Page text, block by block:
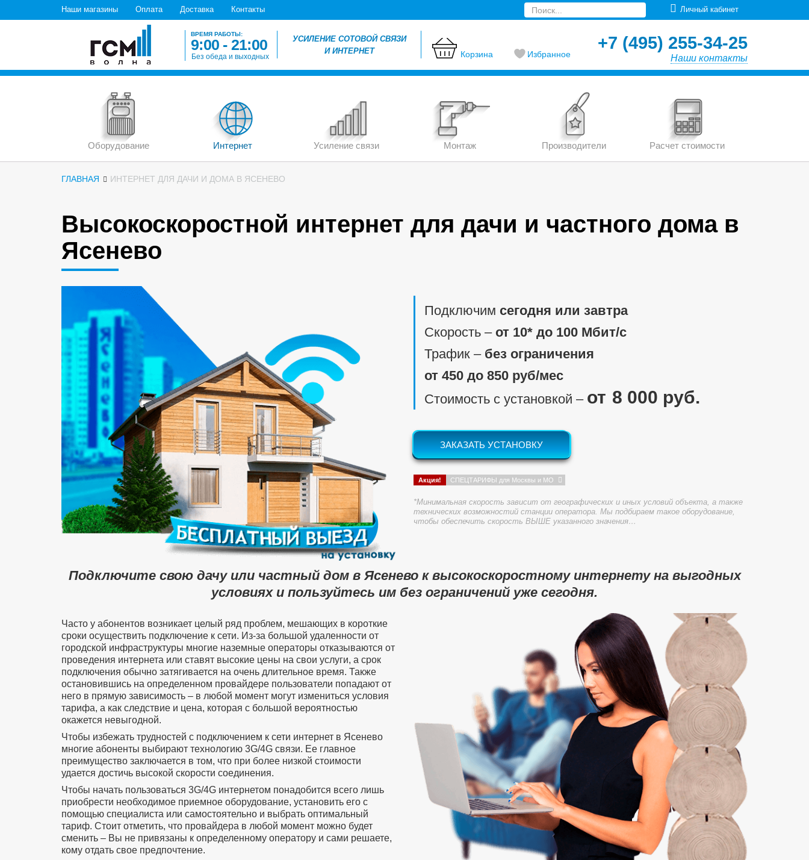
Наши магазины Оплата Доставка Контакты Личный кабинет
ВРЕМЯ РАБОТЫ:
9:00 - 21:00
Без обеда и выходных
УСИЛЕНИЕ СОТОВОЙ СВЯЗИ
И ИНТЕРНЕТ
Корзина Избранное
+7 (495) 255-34-25
Наши контакты
Оборудование Интернет Усиление связи Монтаж Производители Расчет стоимости
ГЛАВНАЯ ИНТЕРНЕТ ДЛЯ ДАЧИ И ДОМА В ЯСЕНЕВО
Высокоскоростной интернет для дачи и частного дома в
Ясенево
Подключим сегодня или завтра
Скорость ‒ от 10* до 100 Мбит/c
Трафик ‒ без ограничения
от 450 до 850 руб/мес
Стоимость с установкой ‒
8 000 руб.
ЗАКАЗАТЬ УСТАНОВКУ
Акция! СПЕЦТАРИФЫ для Москвы и МО
*Минимальная скорость зависит от географических и иных условий объекта, а также
технических возможностий станции оператора. Мы подбираем такое оборудование,
чтобы обеспечить скорость ВЫШЕ указанного значения…
Подключите свою дачу или частный дом в Ясенево к высокоскоростному интернету на выгодных
условиях и пользуйтесь им без ограничений уже сегодня.
Часто у абонентов возникает целый ряд проблем, мешающих в короткие
сроки осуществить подключение к сети. Из-за большой удаленности от
городской инфраструктуры многие наземные операторы отказываются от
проведения интернета или ставят высокие цены на свои услуги, а срок
подключения обычно затягивается на очень длительное время. Также
остановившись на определенном провайдере пользователи попадают от
него в прямую зависимость – в любой момент могут измениться условия
тарифа, а как следствие и цена, которая с большой вероятностью
окажется невыгодной.
Чтобы избежать трудностей с подключением к сети интернет в Ясенево
многие абоненты выбирают технологию 3G/4G связи. Ее главное
преимущество заключается в том, что при более низкой стоимости
удается достичь высокой скорости соединения.
Чтобы начать пользоваться 3G/4G интернетом понадобится всего лишь
приобрести необходимое приемное оборудование, установить его с
помощью специалиста или самостоятельно и выбрать оптимальный
тариф. Стоит отметить, что провайдера в любой момент можно будет
сменить – Вы не привязаны к определенному оператору и сами решаете,
кому отдать свое предпочтение.